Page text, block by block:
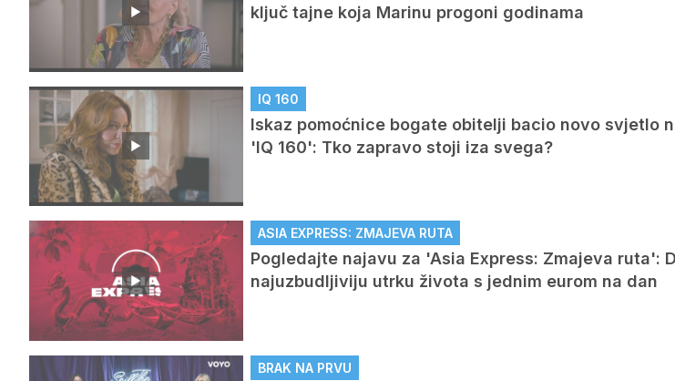
ključ tajne koja Marinu progoni godinama
IQ 160
Iskaz pomoćnice bogate obitelji bacio novo svjetlo
'IQ 160': Tko zapravo stoji iza svega?
ASIA EXPRESS: ZMAJEVA RUTA
Pogledajte najavu za 'Asia Express: Zmajeva ruta':
najuzbudljiviju utrku života s jednim eurom na dan
BRAK NA PRVU